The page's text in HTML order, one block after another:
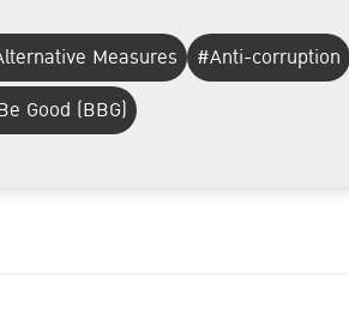
Measures #Anti-corruption
Good (BBG)